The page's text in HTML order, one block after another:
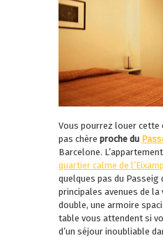
Vous pourrez louer cette
pas chère proche du
Barcelone.
quartier calme de
quelques pas du Passeig
principales avenues de
double, une armoire
table vous attendent si
d’un séjour inoubliable